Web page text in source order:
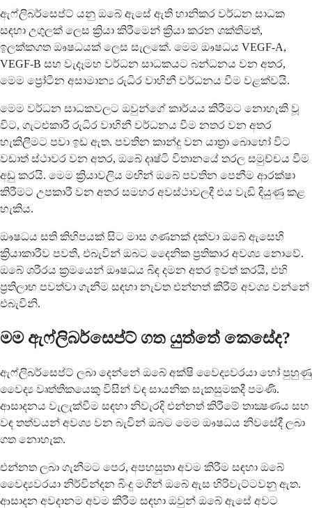
ඇෆ්ලිබර්සෙප්ට් යනු ඔබේ ඇසේ ඇති හානිකර වර්ධන සාධක
සඳහා උගුලක් ලෙස ක්‍රියා කිරීමෙන් ක්‍රියා කරන ශක්තිමත්,
ඉලක්කගත ඖෂධයක් ලෙස සැලකේ. මෙම ඖෂධය VEGF-A,
VEGF-B සහ වැදෑමහ වර්ධන සාධකයට බන්ධනය වන අතර,
මෙම ප්‍රෝටීන අසාමාන්‍ය රුධිර වාහිනී වර්ධනය වීම වළක්වයි.
මෙම වර්ධන සාධකවලට ඔවුන්ගේ කාර්යය කිරීමට නොහැකි වූ
විට, ගැටළුකාරී රුධිර වාහිනී වර්ධනය වීම නතර වන අතර
හැකිලීමට පවා ඉඩ ඇත. පවතින කාන්දු වන යාත්‍රා බොහෝ විට
වඩාත් ස්ථාවර වන අතර, ඔබේ දෘෂ්ටි විතානයේ තරල සමුච්චය වීම
අඩු කරයි. මෙම ක්‍රියාවලිය මඟින් ඔබේ පවතින පෙනීම ආරක්ෂා
කිරීමට උපකාරී වන අතර සමහර අවස්ථාවලදී එය වැඩි දියුණු කළ
හැකිය.
ඖෂධය සති කිහිපයක් සිට මාස ගණනක් දක්වා ඔබේ ඇසෙහි
ක්‍රියාකාරීව පවතී, එබැවින් ඔබට දෛනික ප්‍රතිකාර අවශ්‍ය නොවේ.
ඔබේ ශරීරය ක්‍රමයෙන් ඖෂධය බිඳ දමන අතර ඉවත් කරයි, එහි
ප්‍රතිලාභ පවත්වා ගැනීම සඳහා නැවත එන්නත් කිරීම් අවශ්‍ය වන්නේ
එබැවිනි.
මම ඇෆ්ලිබර්සෙප්ට් ගත යුත්තේ කෙසේද?
ඇෆ්ලිබර්සෙප්ට් ලබා දෙන්නේ ඔබේ අක්ෂි වෛද්‍යවරයා හෝ පුහුණු
වෛද්‍ය වෘත්තිකයෙකු විසින් වඳ සායනික සැකසුමකදී පමණි.
ආසාදනය වැලැක්වීම සඳහා නිවැරදි එන්නත් කිරීමේ තාක්‍ෂණය සහ
වඳ තත්වයන් අවශ්‍ය වන බැවින් ඔබට මෙම ඖෂධය නිවසේදී ලබා
ගත නොහැක.
එන්නත ලබා ගැනීමට පෙර, අපහසුතා අවම කිරීම සඳහා ඔබේ
වෛද්‍යවරයා නිර්වින්දන බිංදු මගින් ඔබේ ඇස හිරිවැට්ටවනු ඇත.
ආසාදන අවදානම අවම කිරීම සඳහා ඔවුන් ඔබේ ඇසේ අවට